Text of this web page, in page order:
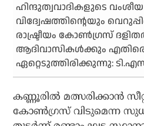
ഹിന്ദുത്വവാദികളുടെ വംശീയ
വിദ്വേഷത്തിന്റെയും
രാഷ്ട്രീയം കോണ്‍ഗ്രസ്
ആദിവാസികള്‍ക്കും
ഏറ്റെടുത്തിരിക്കുന്നു:
കണ്ണൂരില്‍ മത്സരിക്കാന്‍
കോണ്‍ഗ്രസ് വിടുമെന്ന